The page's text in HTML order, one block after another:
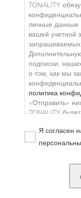
TONALITY
личные данные
вашей учетной
запрашиваемых
подписки,
о том, как мы
политика
«Отправить»
TONALITY
Я согласен